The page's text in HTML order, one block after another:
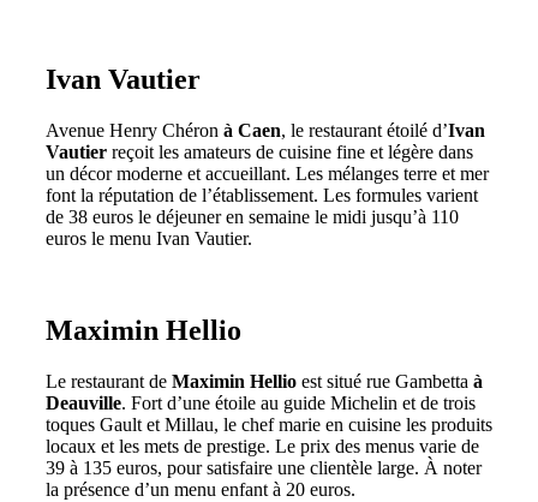
Ivan Vautier
Avenue Henry Chéron à Caen, le restaurant étoilé d’Ivan
Vautier reçoit les amateurs de cuisine fine et légère dans
un décor moderne et accueillant. Les mélanges terre et mer
font la réputation de l’établissement. Les formules varient
de 38 euros le déjeuner en semaine le midi jusqu’à 110
euros le menu Ivan Vautier.
Maximin Hellio
Le restaurant de Maximin Hellio est situé rue Gambetta à
Deauville. Fort d’une étoile au guide Michelin et de trois
toques Gault et Millau, le chef marie en cuisine les produits
locaux et les mets de prestige. Le prix des menus varie de
39 à 135 euros, pour satisfaire une clientèle large. À noter
la présence d’un menu enfant à 20 euros.